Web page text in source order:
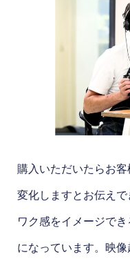
購入いただいたらお
変化しますとお伝え
ワク感をイメージで
になっています。映